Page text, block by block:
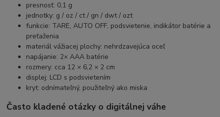
presnosť: 0,1 g
jednotky: g / oz / ct / gn / dwt / ozt
funkcie: TARE, AUTO OFF, podsvietenie, indikátor batérie a
preťaženia
materiál vážiacej plochy: nehrdzavejúca oceľ
napájanie: 2× AAA batérie
rozmery: cca 12 × 6,2 × 2 cm
displej: LCD s podsvietením
kryt: odnímateľný, použiteľný ako miska
Často kladené otázky o digitálnej váhe